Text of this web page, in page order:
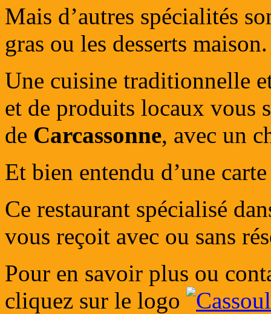
Mais d’autres spécialités
gras ou les desserts maison.
Une cuisine traditionnelle
et de produits locaux vous
de Carcassonne, avec un
Et bien entendu d’une
Ce restaurant spécialisé
vous reçoit avec ou sans
Pour en savoir plus ou
cliquez sur le logo